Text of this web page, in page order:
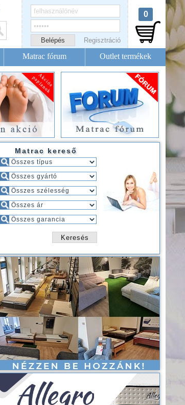
Regisztráció
0
Matrac fórum Outlet termékek
Matrac kereső